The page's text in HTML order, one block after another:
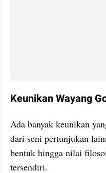
Keunikan Wayang
Ada banyak keunikan
dari seni pertunjukan
bentuk hingga nilai
tersendiri.